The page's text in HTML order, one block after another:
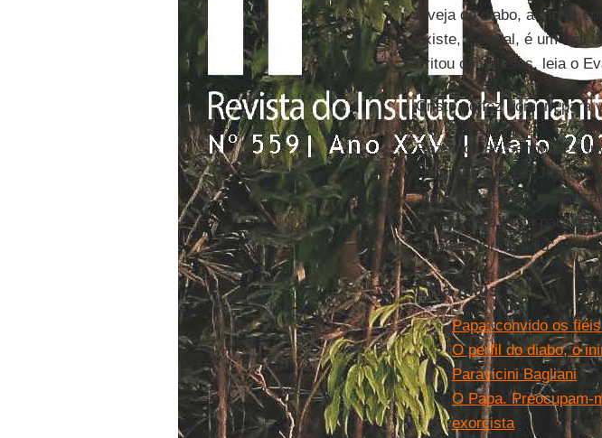
inveja do diabo, a morte
existe, é o mal, é um mal
irritou com Jesus, leia o
Cristo se fez homem para
Rezemos ao Senhor, é a
corações a fé em Jesus
"para lutar com a nossa
fé "nos dê a força para
o semeador do ódio".
Leia mais
Papa: convido os
O perfil do diabo, o
Paravicini Bagliani
O Papa. Preocupam-
exorcista